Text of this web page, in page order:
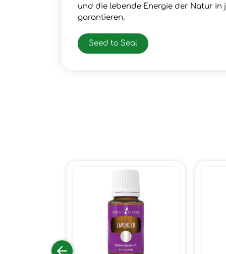
und die lebende Energie der Natur in
garantieren.
Seed to Seal